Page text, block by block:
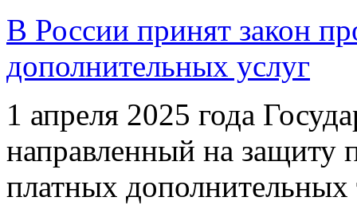
В России принят закон
дополнительных услуг
1 апреля 2025 года
направленный на защиту
платных дополнительных